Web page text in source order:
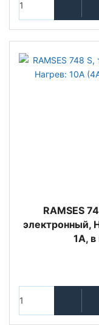
RAMSES
электронный,
1А,